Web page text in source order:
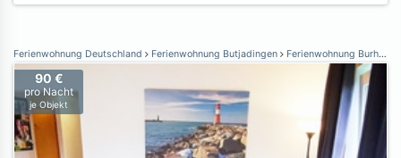
Ferienwohnung Deutschland Ferienwohnung Butjadingen Ferienwohnung Burhave
90 €
pro Nacht
je Objekt